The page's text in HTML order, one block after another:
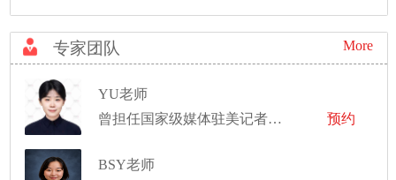
专家团队 More
YU老师
曾担任国家级媒体驻美记者，参与制作国内多个著名电视台和平台的纪录片
预约
BSY老师